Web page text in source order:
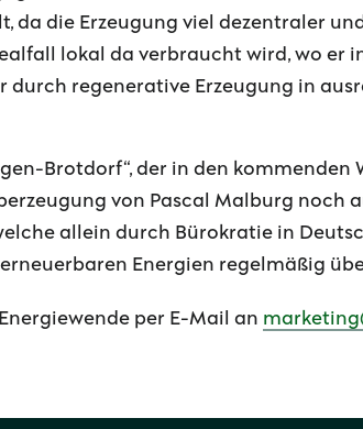
da die Erzeugung viel dezentraler
lokal da verbraucht wird, wo er
regenerative Erzeugung in
Brotdorf“, der in den kommenden
von Pascal Malburg noch
allein durch Bürokratie in
Energien regelmäßig
per E-Mail an